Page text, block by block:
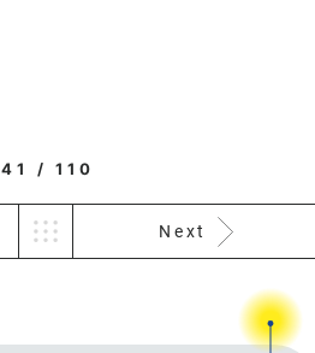
41 / 110
Next